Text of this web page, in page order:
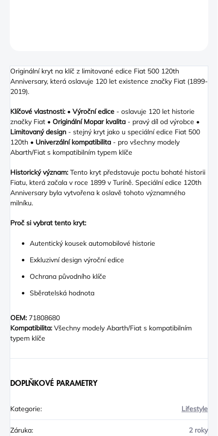
Originální kryt na klíč z limitované edice Fiat 500 120th
Anniversary, která oslavuje 120 let existence značky Fiat (1899-
2019).
Klíčové vlastnosti: • Výroční edice - oslavuje 120 let historie
značky Fiat • Originální Mopar kvalita - pravý díl od výrobce •
Limitovaný design - stejný kryt jako u speciální edice Fiat 500
120th • Univerzální kompatibilita - pro všechny modely
Abarth/Fiat s kompatibilním typem klíče
Historický význam: Tento kryt představuje poctu bohaté historii
Fiatu, která začala v roce 1899 v Turíně. Speciální edice 120th
Anniversary byla vytvořena k oslavě tohoto významného
milníku.
Proč si vybrat tento kryt:
Autentický kousek automobilové historie
Exkluzivní design výroční edice
Ochrana původního klíče
Sběratelská hodnota
OEM: 71808680
Kompatibilita: Všechny modely Abarth/Fiat s kompatibilním
typem klíče
DOPLŇKOVÉ PARAMETRY
Kategorie: Lifestyle
Záruka: 2 roky